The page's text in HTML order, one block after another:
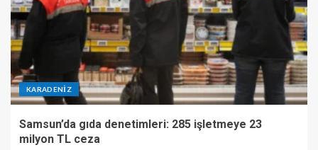
KARADENIZ
Samsun’da gıda denetimleri: 285 işletmeye 23
milyon TL ceza